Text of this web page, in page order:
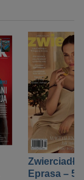
Zwierciadło
Eprasa – 5/